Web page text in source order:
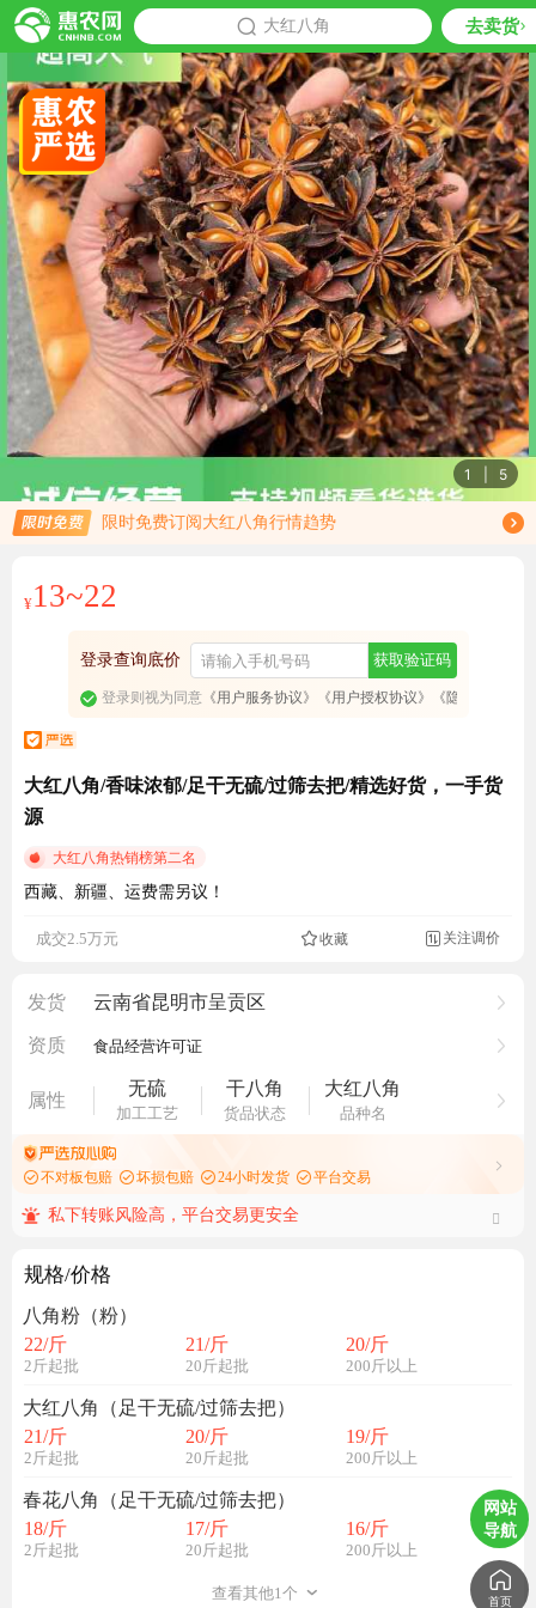
大红八角 去卖货
1 5
限时免费订阅大红八角行情趋势
¥13~22
登录查询底价 获取验证码
登录则视为同意《用户服务协议》 《用户授权协议》 《隐私政策》
大红八角/香味浓郁/足干无硫/过筛去把/精选好货，一手货
源
大红八角热销榜第二名
西藏、新疆、运费需另议！
成交2.5万元 收藏 关注调价
发货 云南省昆明市呈贡区
资质 食品经营许可证
属性
无硫
加工工艺
干八角
货品状态
大红八角
品种名
不对板包赔 坏损包赔 24小时发货 平台交易
私下转账风险高，平台交易更安全
规格/价格
八角粉（粉）
22/斤
2斤起批
21/斤
20斤起批
20/斤
200斤以上
大红八角（足干无硫/过筛去把）
21/斤
2斤起批
20/斤
20斤起批
19/斤
200斤以上
春花八角（足干无硫/过筛去把）
18/斤
2斤起批
17/斤
20斤起批
16/斤
200斤以上
查看其他1个
网站
导航
首页